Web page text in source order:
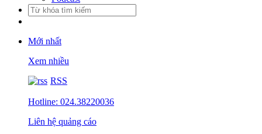
Mới nhất
Xem nhiều
RSS
Hotline: 024.38220036
Liên hệ quảng cáo